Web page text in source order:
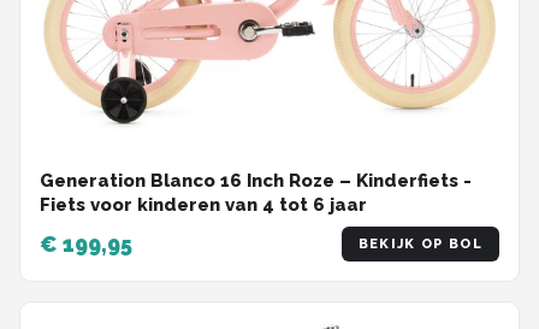
Generation Blanco 16 Inch Roze – Kinderfiets -
Fiets voor kinderen van 4 tot 6 jaar
€ 199,95 BEKIJK OP BOL